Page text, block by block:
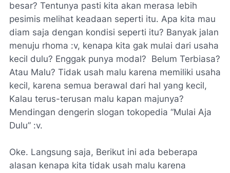
besar? Tentunya pasti kita akan merasa lebih
pesimis melihat keadaan seperti itu. Apa kita mau
diam saja dengan kondisi seperti itu? Banyak jalan
menuju rhoma :v, kenapa kita gak mulai dari usaha
kecil dulu? Enggak punya modal? Belum Terbiasa?
Atau Malu? Tidak usah malu karena memiliki usaha
kecil, karena semua berawal dari hal yang kecil,
Kalau terus-terusan malu kapan majunya?
Mendingan dengerin slogan tokopedia “Mulai Aja
Dulu” :v.
Oke. Langsung saja, Berikut ini ada beberapa
alasan kenapa kita tidak usah malu karena